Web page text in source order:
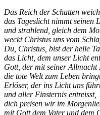
Das Reich der Schatten
das Tageslicht nimmt seinen
und strahlend, gleich dem
weckt Christus uns vom
Du, Christus, bist der helle
das Licht, dem unser Licht
Gott, der mit seiner Allmacht
die tote Welt zum Leben
Erlöser, der ins Licht uns
und aller Finsternis entreisst,
dich preisen wir im
mit Gott dem Vater und dem